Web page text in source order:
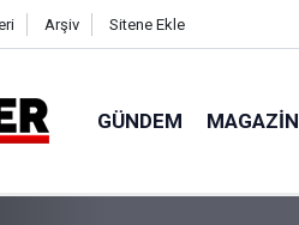
Arşiv Sitene Ekle
GÜNDEM MAGAZIN